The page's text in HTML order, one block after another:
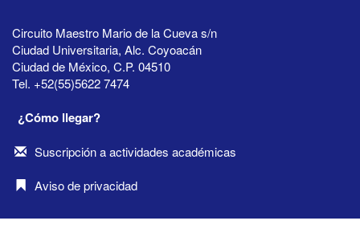
Circuito Maestro Mario de la Cueva s/n
Ciudad Universitaria, Alc. Coyoacán
Ciudad de México, C.P. 04510
Tel. +52(55)5622 7474
¿Cómo llegar?
Suscripción a actividades académicas
Aviso de privacidad